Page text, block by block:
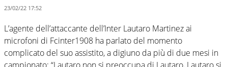
23/02/22 17:52
L’agente dell’attaccante dell’Inter Lautaro Martinez ai
microfoni di Fcinter1908 ha parlato del momento
complicato del suo assistito, a digiuno da più di due mesi in